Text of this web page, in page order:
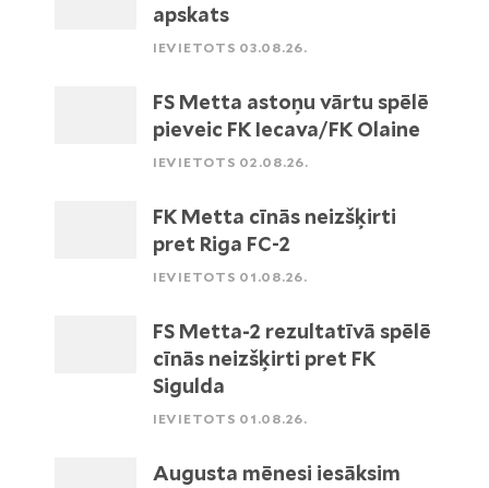
apskats
IEVIETOTS 03.08.26.
FS Metta astoņu vārtu spēlē
pieveic FK Iecava/FK Olaine
IEVIETOTS 02.08.26.
FK Metta cīnās neizšķirti
pret Riga FC-2
IEVIETOTS 01.08.26.
FS Metta-2 rezultatīvā spēlē
cīnās neizšķirti pret FK
Sigulda
IEVIETOTS 01.08.26.
Augusta mēnesi iesāksim